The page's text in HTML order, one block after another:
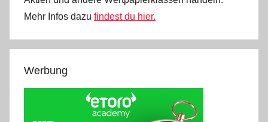
Mehr Infos dazu findest du hier.
Werbung